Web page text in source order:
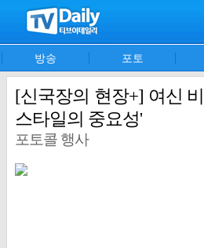
방송 포토
[신국장의 현장+] 여신
스타일의 중요성'
포토콜 행사